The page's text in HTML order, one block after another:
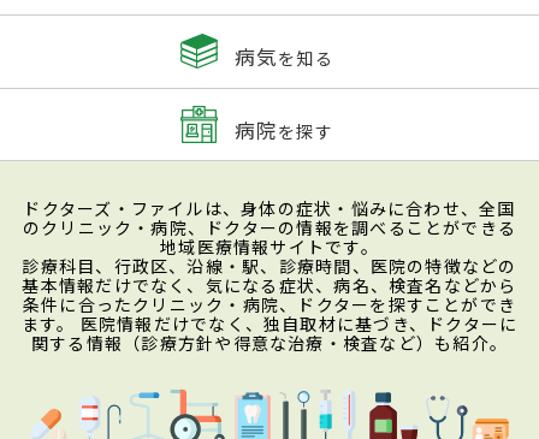
病気を知る
病院を探す
ドクターズ・ファイルは、身体の症状・悩みに合わせ、全国
のクリニック・病院、ドクターの情報を調べることができる
地域医療情報サイトです。
診療科目、行政区、沿線・駅、診療時間、医院の特徴などの
基本情報だけでなく、気になる症状、病名、検査名などから
条件に合ったクリニック・病院、ドクターを探すことができ
ます。 医院情報だけでなく、独自取材に基づき、ドクターに
関する情報（診療方針や得意な治療・検査など）も紹介。